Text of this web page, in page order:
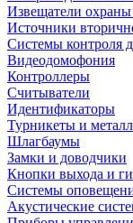
Извещатели охраны
Источники
Системы контроля
Видеодомофония
Контроллеры
Считыватели
Идентификаторы
Турникеты и
Шлагбаумы
Замки и доводчики
Кнопки выхода и
Системы
Акустические